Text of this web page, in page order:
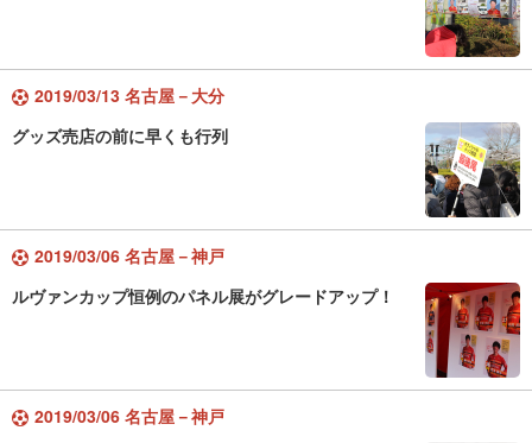
2019/03/13 名古屋－大分
グッズ売店の前に早くも行列
2019/03/06 名古屋－神戸
ルヴァンカップ恒例のパネル展がグレードアップ！
2019/03/06 名古屋－神戸